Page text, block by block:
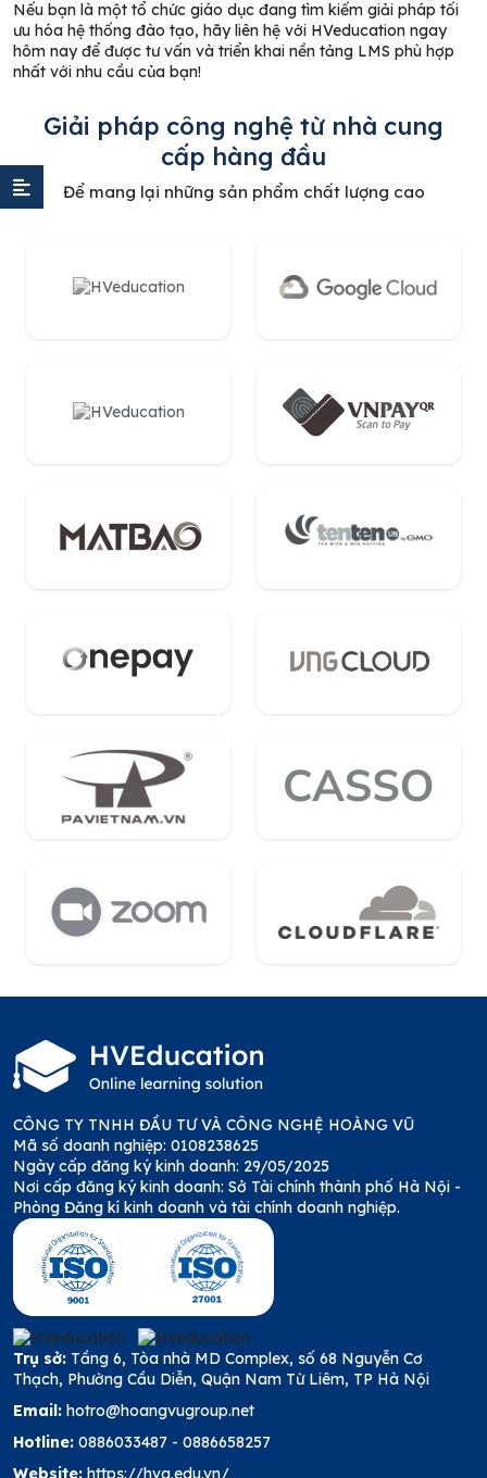
Nếu bạn là một tổ chức giáo dục đang tìm kiếm giải pháp tối
ưu hóa hệ thống đào tạo, hãy liên hệ với HVeducation ngay
hôm nay để được tư vấn và triển khai nền tảng LMS phù hợp
nhất với nhu cầu của bạn!
Giải pháp công nghệ từ nhà cung
cấp hàng đầu
Để mang lại những sản phẩm chất lượng cao
CÔNG TY TNHH ĐẦU TƯ VÀ CÔNG NGHỆ HOÀNG VŨ
Mã số doanh nghiệp: 0108238625
Ngày cấp đăng ký kinh doanh: 29/05/2025
Nơi cấp đăng ký kinh doanh: Sở Tài chính thành phố Hà Nội -
Phòng Đăng kí kinh doanh và tài chính doanh nghiệp.
Trụ sở: Tầng 6, Tòa nhà MD Complex, số 68 Nguyễn Cơ
Thạch, Phường Cầu Diễn, Quận Nam Từ Liêm, TP Hà Nội
Email: hotro@hoangvugroup.net
Hotline: 0886033487 - 0886658257
Website: https://hvg.edu.vn/